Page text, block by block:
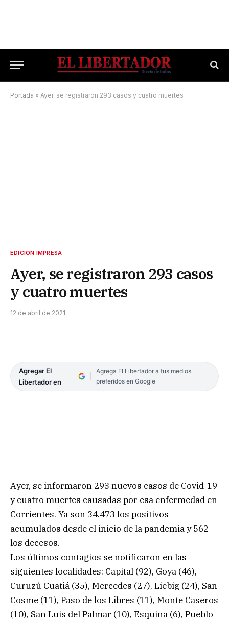
Portada » Ayer, se registraron 293 casos y cuatro muertes
EDICIÓN IMPRESA
Ayer, se registraron 293 casos
y cuatro muertes
12 de abril de 2021
Agregar El
Libertador en
Agrega El Libertador a tus medios
preferidos en Google
Ayer, se informaron 293 nuevos casos de Covid-19
y cuatro muertes causadas por esa enfermedad en
Corrientes. Ya son 34.473 los positivos
acumulados desde el inicio de la pandemia y 562
los decesos.
Los últimos contagios se notificaron en las
siguientes localidades: Capital (92), Goya (46),
Curuzú Cuatiá (35), Mercedes (27), Liebig (24), San
Cosme (11), Paso de los Libres (11), Monte Caseros
(10), San Luis del Palmar (10), Esquina (6), Pueblo